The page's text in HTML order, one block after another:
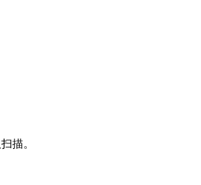
描。